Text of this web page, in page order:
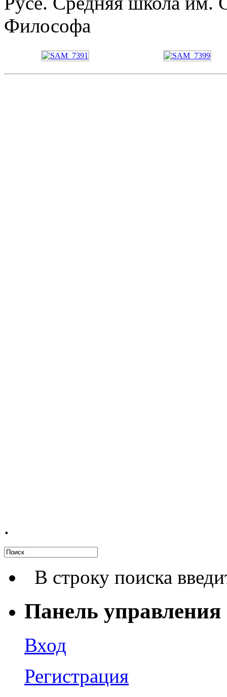
Философа
.
В строку поиска
Панель управления
Вход
Регистрация